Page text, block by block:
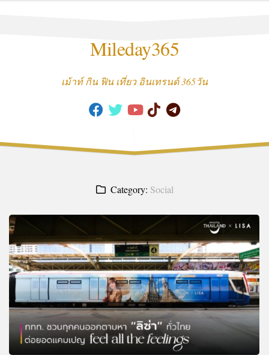
Mileday365
เม้าท์ กิน ฟิน เที่ยว อินเทรนด์ 365วัน
Category: Social